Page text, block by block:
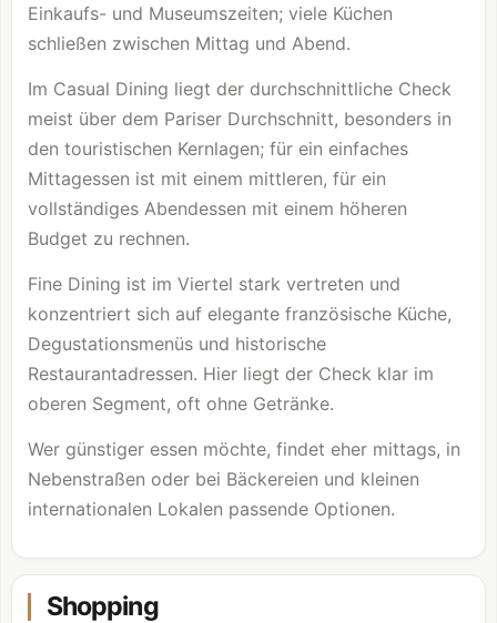
Einkaufs- und Museumszeiten; viele Küchen
schließen zwischen Mittag und Abend.
Im Casual Dining liegt der durchschnittliche Check
meist über dem Pariser Durchschnitt, besonders in
den touristischen Kernlagen; für ein einfaches
Mittagessen ist mit einem mittleren, für ein
vollständiges Abendessen mit einem höheren
Budget zu rechnen.
Fine Dining ist im Viertel stark vertreten und
konzentriert sich auf elegante französische Küche,
Degustationsmenüs und historische
Restaurantadressen. Hier liegt der Check klar im
oberen Segment, oft ohne Getränke.
Wer günstiger essen möchte, findet eher mittags, in
Nebenstraßen oder bei Bäckereien und kleinen
internationalen Lokalen passende Optionen.
Shopping